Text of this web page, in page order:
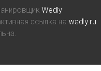
Wedly
ссылка на wedly.ru